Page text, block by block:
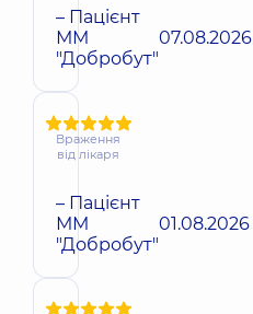
– Пацієнт
ММ
"Добробут"
07.08.2026
Враження
від лікаря
– Пацієнт
ММ
"Добробут"
01.08.2026